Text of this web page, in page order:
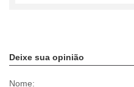
Deixe sua opinião
Nome: